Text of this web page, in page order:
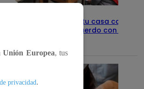
Revisa con tu DNI si tu casa califica
como pobre, de acuerdo con el Sisfoh
Unión Europea, tus
privacidad.